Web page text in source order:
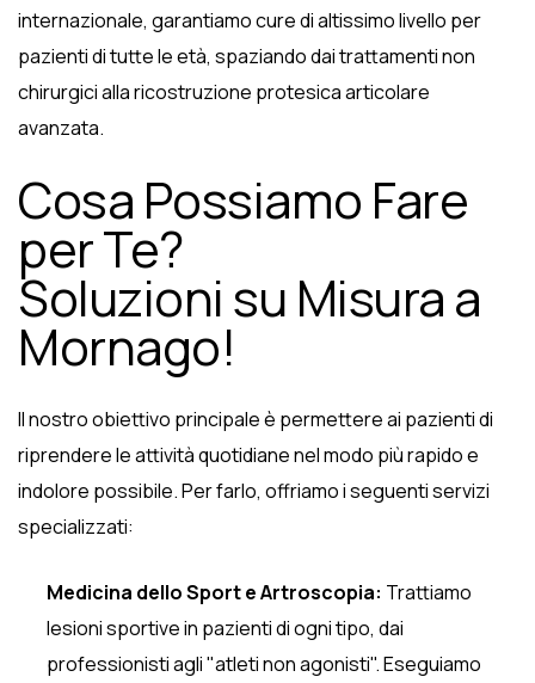
internazionale, garantiamo cure di altissimo livello per
pazienti di tutte le età, spaziando dai trattamenti non
chirurgici alla ricostruzione protesica articolare
avanzata.
Cosa Possiamo Fare
per Te?
Soluzioni su Misura a
Mornago!
Il nostro obiettivo principale è permettere ai pazienti di
riprendere le attività quotidiane nel modo più rapido e
indolore possibile. Per farlo, offriamo i seguenti servizi
specializzati:
Medicina dello Sport e Artroscopia: Trattiamo
lesioni sportive in pazienti di ogni tipo, dai
professionisti agli "atleti non agonisti". Eseguiamo